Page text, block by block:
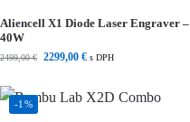
Aliencell X1 Diode Laser Engraver –
40W
2499,00€ 2299,00 € s DPH
-1%